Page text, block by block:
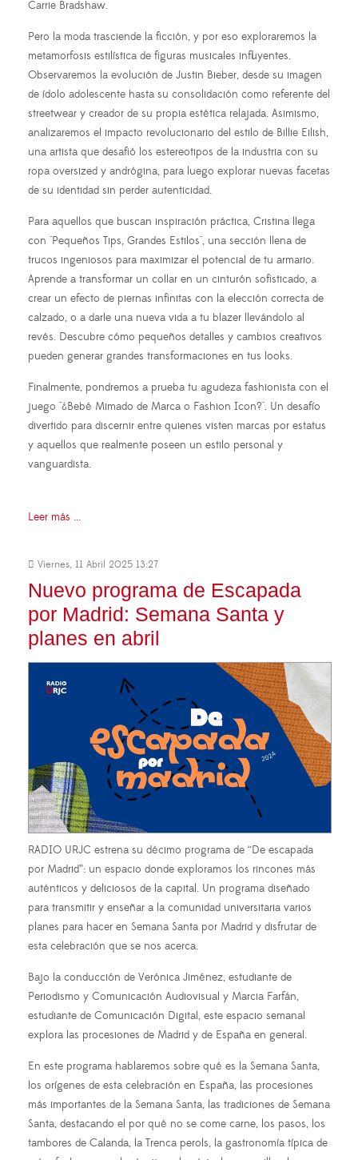
Carrie Bradshaw.
Pero la moda trasciende la ficción, y por eso exploraremos la
metamorfosis estilística de figuras musicales influyentes.
Observaremos la evolución de Justin Bieber, desde su imagen
de ídolo adolescente hasta su consolidación como referente del
streetwear y creador de su propia estética relajada. Asimismo,
analizaremos el impacto revolucionario del estilo de Billie Eilish,
una artista que desafió los estereotipos de la industria con su
ropa oversized y andrógina, para luego explorar nuevas facetas
de su identidad sin perder autenticidad.
Para aquellos que buscan inspiración práctica, Cristina llega
con "Pequeños Tips, Grandes Estilos", una sección llena de
trucos ingeniosos para maximizar el potencial de tu armario.
Aprende a transformar un collar en un cinturón sofisticado, a
crear un efecto de piernas infinitas con la elección correcta de
calzado, o a darle una nueva vida a tu blazer llevándolo al
revés. Descubre cómo pequeños detalles y cambios creativos
pueden generar grandes transformaciones en tus looks.
Finalmente, pondremos a prueba tu agudeza fashionista con el
juego "¿Bebé Mimado de Marca o Fashion Icon?". Un desafío
divertido para discernir entre quienes visten marcas por estatus
y aquellos que realmente poseen un estilo personal y
vanguardista.
Leer más ...
Viernes, 11 Abril 2025 13:27
Nuevo programa de Escapada
por Madrid: Semana Santa y
planes en abril
RADIO URJC estrena su décimo programa de “De escapada
por Madrid”: un espacio donde exploramos los rincones más
auténticos y deliciosos de la capital. Un programa diseñado
para transmitir y enseñar a la comunidad universitaria varios
planes para hacer en Semana Santa por Madrid y disfrutar de
esta celebración que se nos acerca.
Bajo la conducción de Verónica Jiménez, estudiante de
Periodismo y Comunicación Audiovisual y Marcia Farfán,
estudiante de Comunicación Digital, este espacio semanal
explora las procesiones de Madrid y de España en general.
En este programa hablaremos sobre qué es la Semana Santa,
los orígenes de esta celebración en España, las procesiones
más importantes de la Semana Santa, las tradiciones de Semana
Santa, destacando el por qué no se come carne, los pasos, los
tambores de Calanda, la Trenca perols, la gastronomía típica de